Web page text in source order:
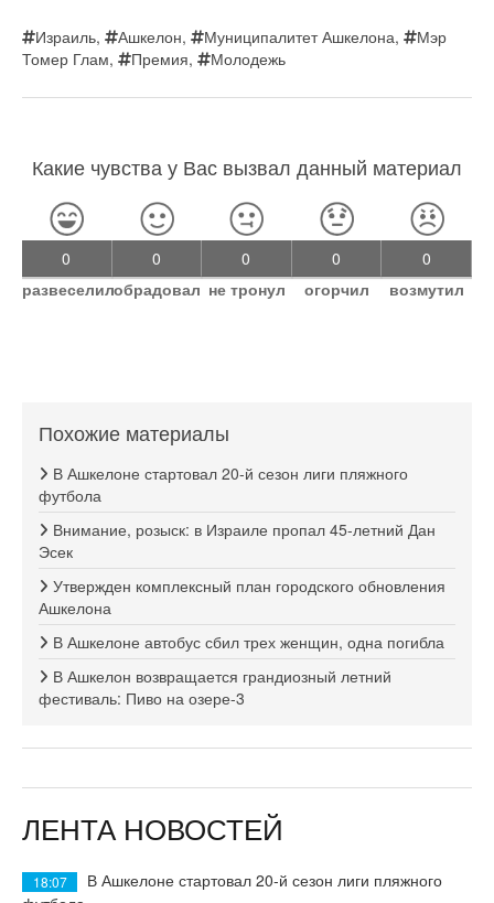
Израиль, Ашкелон, Муниципалитет Ашкелона,
Мэр
Томер Глам, Премия, Молодежь
Какие чувства у Вас вызвал данный материал
0
развеселил
0
обрадовал
0
не тронул
0
огорчил
0
возмутил
Похожие материалы
В Ашкелоне стартовал 20-й сезон лиги пляжного
футбола
Внимание, розыск: в Израиле пропал 45-летний Дан
Эсек
Утвержден комплексный план городского обновления
Ашкелона
В Ашкелоне автобус сбил трех женщин, одна погибла
В Ашкелон возвращается грандиозный летний
фестиваль: Пиво на озере-3
ЛЕНТА НОВОСТЕЙ
18:07
В Ашкелоне стартовал 20-й сезон лиги пляжного